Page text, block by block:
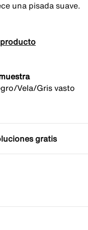
una pisada suave.
Vela/Gris vasto
gratis